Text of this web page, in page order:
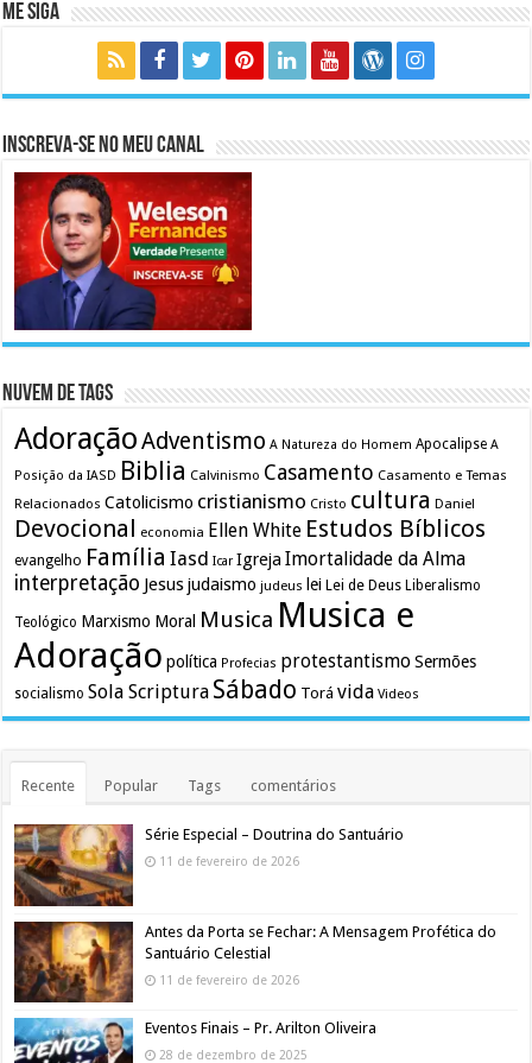
Me Siga
Inscreva-se no meu canal
Nuvem de Tags
AdoraçãoAdventismo A Natureza do Homem Apocalipse A
Posição da IASD
Biblia Calvinismo Casamento Casamento e Temas
Relacionados Catolicismo cristianismo Cristo cultura Daniel
Devocional economia Ellen White Estudos Bíblicos
evangelho Família Iasd Icar Igreja Imortalidade da Alma
interpretação Jesusjudaismo judeus lei Lei de Deus Liberalismo
Teológico Marxismo Moral Musica Musica e
Adoração política Profecias protestantismo Sermões
socialismo Sola Scriptura Sábado Torá vida Videos
Recente Popular Tags comentários
Série Especial – Doutrina do Santuário
11 de fevereiro de 2026
Antes da Porta se Fechar: A Mensagem Profética do
Santuário Celestial
11 de fevereiro de 2026
Eventos Finais – Pr. Arilton Oliveira
28 de dezembro de 2025